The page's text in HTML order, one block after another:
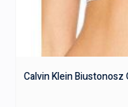
Calvin Klein